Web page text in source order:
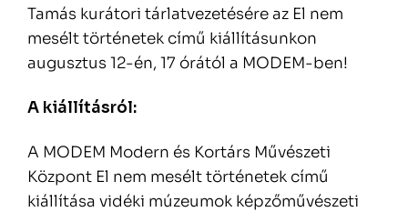
Tamás kurátori tárlatvezetésére az El nem
mesélt történetek című kiállításunkon
augusztus 12-én, 17 órától a MODEM-ben!
A kiállításról:
A MODEM Modern és Kortárs Művészeti
Központ El nem mesélt történetek című
kiállítása vidéki múzeumok képzőművészeti